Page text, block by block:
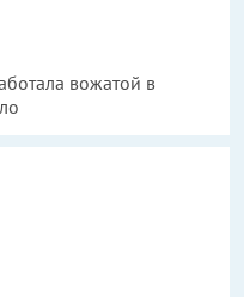
вожатой в